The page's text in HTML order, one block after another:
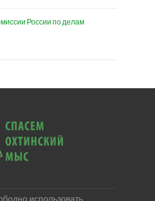
России по делам
использовать